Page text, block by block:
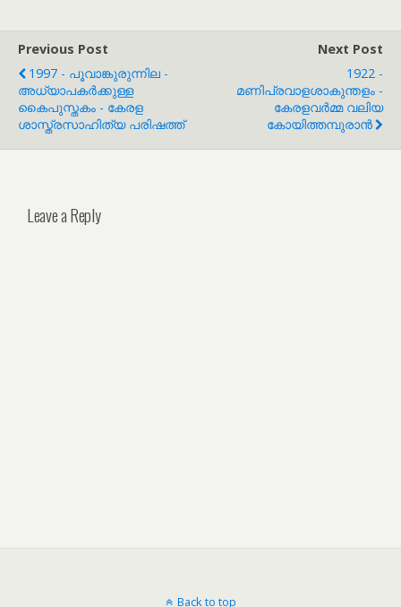
Previous Post
1997 - പൂവാങ്കുരുന്നില -
അധ്യാപകർക്കുള്ള
കൈപുസ്തകം - കേരള
ശാസ്ത്രസാഹിത്യ പരിഷത്ത്
Next Post
1922 -
മണിപ്രവാളശാകുന്തളം -
കേരളവർമ്മ വലിയ
കോയിത്തമ്പുരാൻ
Leave a Reply
Back to top